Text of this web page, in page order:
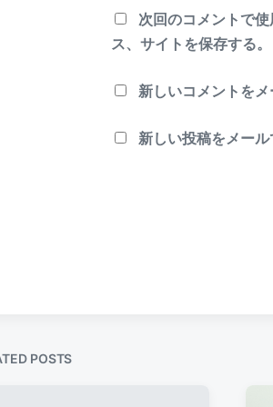
次回のコメントで
ス、サイトを保存する。
新しいコメントを
新しい投稿をメー
POSTS